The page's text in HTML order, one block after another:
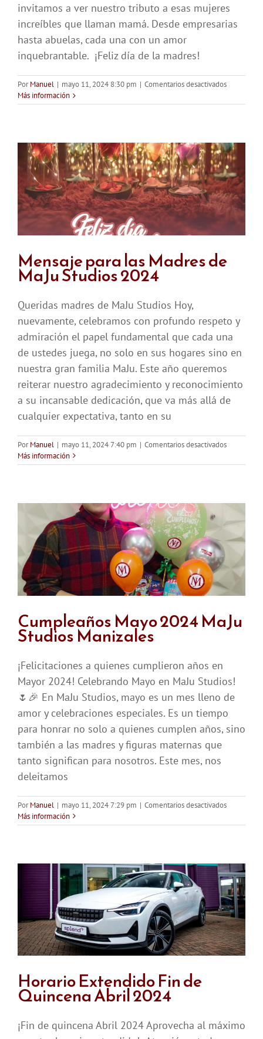
invitamos a ver nuestro tributo a esas mujeres
increíbles que llaman mamá. Desde empresarias
hasta abuelas, cada una con un amor
inquebrantable. ¡Feliz día de la madres!
PorManuel | mayo 11, 2024 8:30 pm | Comentarios desactivadosen
a
Que
Inspiran
y
Feliz
día
mamá
Más información
Mensaje para las Madres de
MaJu Studios 2024
Queridas madres de MaJu Studios Hoy,
nuevamente, celebramos con profundo respeto y
admiración el papel fundamental que cada una
de ustedes juega, no solo en sus hogares sino en
nuestra gran familia MaJu. Este año queremos
reiterar nuestro agradecimiento y reconocimiento
a su incansable dedicación, que va más allá de
cualquier expectativa, tanto en su
PorManuel | mayo 11, 2024 7:40 pm | Comentarios desactivadosen
para
Studios
Más información
Cumpleaños Mayo 2024 MaJu
Studios Manizales
¡Felicitaciones a quienes cumplieron años en
Mayor 2024! Celebrando Mayo en MaJu Studios!
🌷🎉 En MaJu Studios, mayo es un mes lleno de
amor y celebraciones especiales. Es un tiempo
para honrar no solo a quienes cumplen años, sino
también a las madres y figuras maternas que
tanto significan para nosotros. Este mes, nos
deleitamos
PorManuel | mayo 11, 2024 7:29 pm | Comentarios desactivadosen
Mayo
Manizales
Más información
Horario Extendido Fin de
Quincena Abril 2024
¡Fin de quincena Abril 2024 Aprovecha al máximo